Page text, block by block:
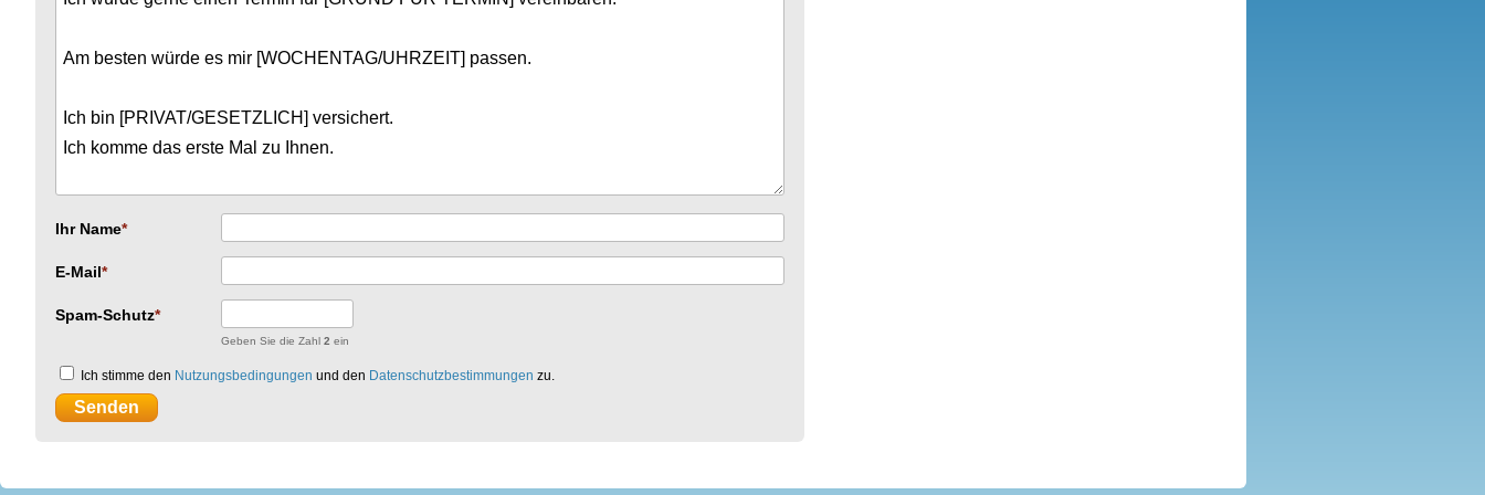
Ihr Name
E-Mail
Spam-Schutz
Geben Sie die Zahl 2 ein
Ich stimme den Nutzungsbedingungen und den Datenschutzbestimmungen zu.